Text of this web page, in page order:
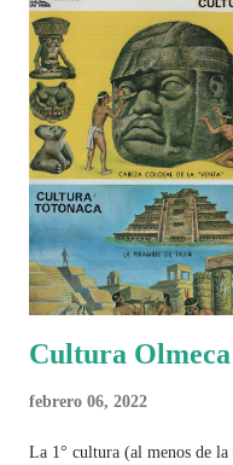
Cultura Olmeca
febrero 06, 2022
La 1° cultura (al menos de la